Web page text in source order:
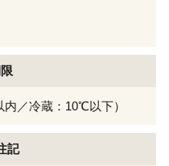
／冷蔵：10℃以下）
記